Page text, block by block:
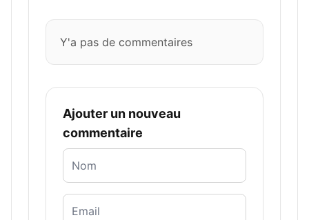
Y'a pas de commentaires
Ajouter un nouveau
commentaire